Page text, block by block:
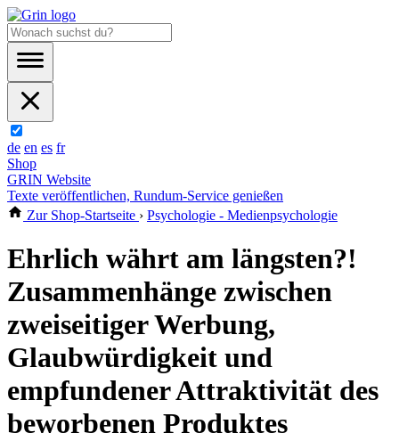
de en es fr
Shop
GRIN Website
Texte veröffentlichen, Rundum-Service genießen
Zur Shop-Startseite › Psychologie - Medienpsychologie
Ehrlich währt am längsten?!
Zusammenhänge zwischen
zweiseitiger Werbung,
Glaubwürdigkeit und
empfundener Attraktivität des
beworbenen Produktes